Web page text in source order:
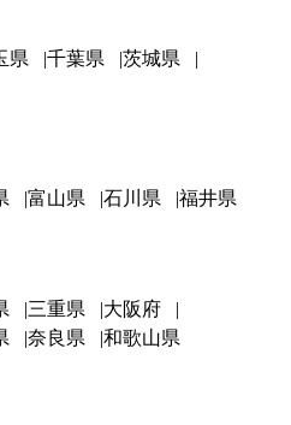
県 千葉県
茨城県
富山県 石川県 福井県
三重県
大阪府
奈良県 和歌山県